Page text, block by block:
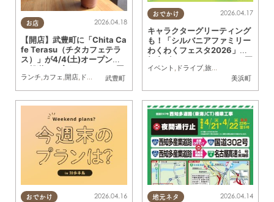
お店
武豊町
2026.04.18
【開店】武豊町に「Chita Ca
fe Terasu（チタカフェテラ
ス）」が4/4(土)オープン！
一般道から入れる＆ペット同
伴OKの注目カフェ
ランチ カフェ 開店 ドライブ ,カップル
おでかけ
美浜町
2026.04.17
キャラクターグリーティング
も！「シルバニアファミリー
わくわくフェスタ2026」南
知多ビーチランド おもちゃ王
国で6/28(日)まで開催中
イベント ドライブ, 旅行
おでかけ 2026.04.16 地元ネタ 2026.04.14